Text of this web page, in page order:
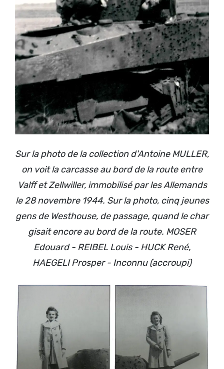
Sur la photo de la collection d'Antoine MULLER,
on voit la carcasse au bord de la route entre
Valff et Zellwiller, immobilisé par les Allemands
le 28 novembre 1944. Sur la photo, cinq jeunes
gens de Westhouse, de passage, quand le char
gisait encore au bord de la route. MOSER
Edouard - REIBEL Louis - HUCK René,
HAEGELI Prosper - Inconnu (accroupi)